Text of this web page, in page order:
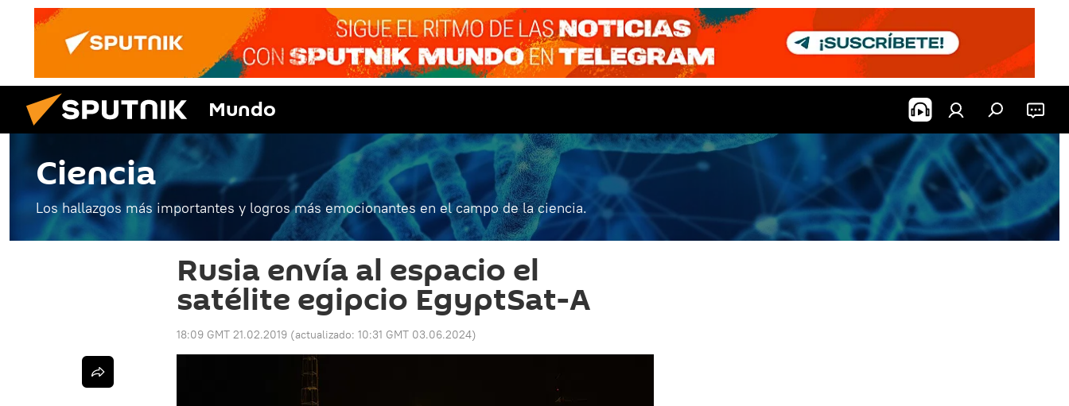
Mundo
Ciencia
Los hallazgos más importantes y logros más emocionantes en el campo de la ciencia.
Rusia envía al espacio el
satélite egipcio EgyptSat-A
18:09 GMT 21.02.2019 (actualizado: 10:31 GMT 03.06.2024)